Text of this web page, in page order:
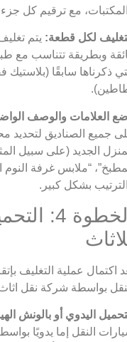
مع ترقيم كل
لكل قطعة: يتم
وبطريقة تتناسب مع
ذكرناها سابقًا
العلامات والوصف
جميع الصناديق لتحديد
الجديد (على سبيل
“ملابس غرفة النوم
بشكل كبير.
الخطوة
اكتمال عملية التغليف
بواسطة شركة نقل
اليدوي أو بالونش
النقل إما يدويًا